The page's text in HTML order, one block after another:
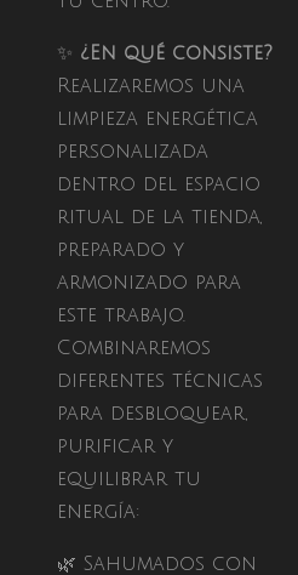
✨ ¿En qué consiste?
Realizaremos una
limpieza energética
personalizada
dentro del espacio
ritual de la tienda,
preparado y
armonizado para
este trabajo.
Combinaremos
diferentes técnicas
para desbloquear,
purificar y
equilibrar tu
energía:
🌿 Sahumados con